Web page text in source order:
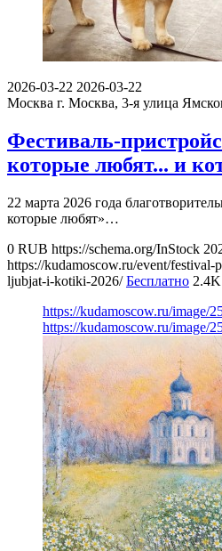
2026-03-22 2026-03-22
Москва г. Москва, 3-я улица
Фестиваль-
которые любят... и
22 марта 2026 года
которые любят»…
0 RUB https://schema.org/InStock
https://kudamoscow.ru/event/
ljubjat-i-kotiki-2026/ Бесплатно 2.4K
https://kudamoscow.ru/image/
https://kudamoscow.ru/image/